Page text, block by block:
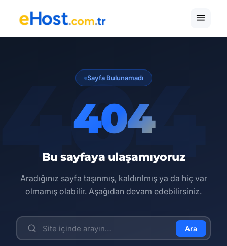
Sayfa Bulunamadı
404
Bu sayfaya ulaşamıyoruz
Aradığınız sayfa taşınmış, kaldırılmış ya da hiç var
olmamış olabilir. Aşağıdan devam edebilirsiniz.
Ara